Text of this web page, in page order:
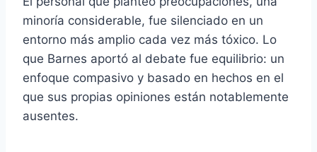
minoría considerable, fue silenciado en un
entorno más amplio cada vez más tóxico. Lo
que Barnes aportó al debate fue equilibrio: un
enfoque compasivo y basado en hechos en el
que sus propias opiniones están notablemente
ausentes.